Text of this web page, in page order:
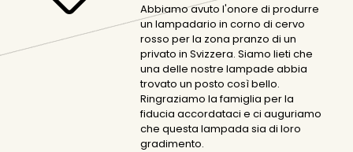
Abbiamo avuto l'onore di produrre
un lampadario in corno di cervo
rosso per la zona pranzo di un
privato in Svizzera. Siamo lieti che
una delle nostre lampade abbia
trovato un posto così bello.
Ringraziamo la famiglia per la
fiducia accordataci e ci auguriamo
che questa lampada sia di loro
gradimento.